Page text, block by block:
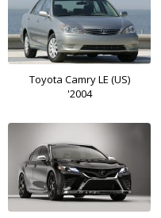
Toyota Camry LE (US)
'2004